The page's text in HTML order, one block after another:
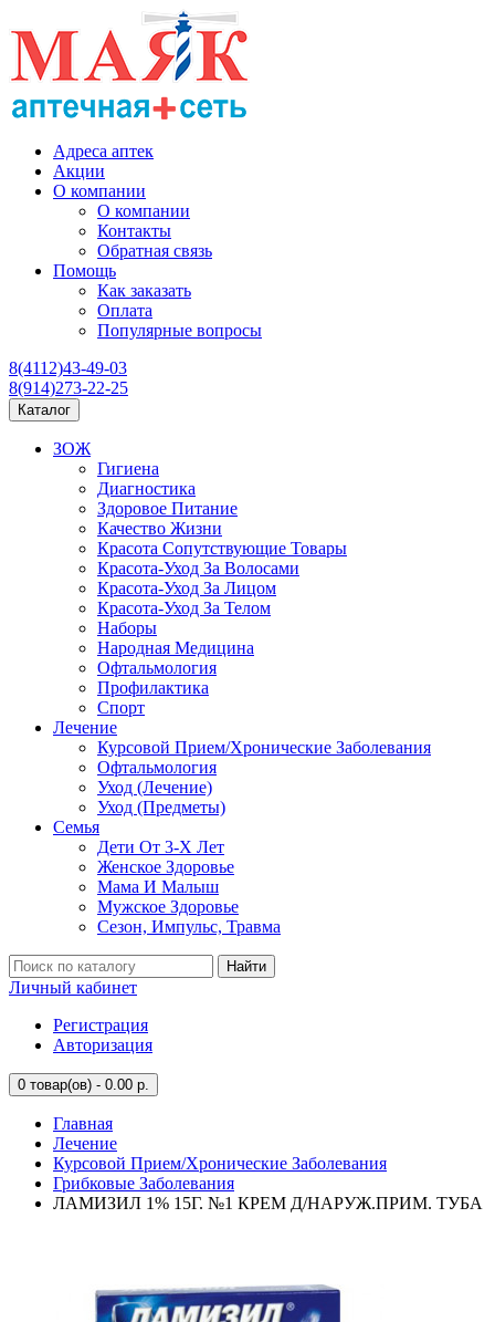
Адреса аптек
Акции
О компании
О компании
Контакты
Обратная связь
Помощь
Как заказать
Оплата
Популярные вопросы
8(4112)43-49-03
8(914)273-22-25
Каталог
ЗОЖ
Гигиена
Диагностика
Здоровое Питание
Качество Жизни
Красота Сопутствующие Товары
Красота-Уход За Волосами
Красота-Уход За Лицом
Красота-Уход За Телом
Наборы
Народная Медицина
Офтальмология
Профилактика
Спорт
Лечение
Курсовой Прием/Хронические Заболевания
Офтальмология
Уход (Лечение)
Уход (Предметы)
Семья
Дети От 3-Х Лет
Женское Здоровье
Мама И Малыш
Мужское Здоровье
Сезон, Импульс, Травма
Найти
Личный кабинет
Регистрация
Авторизация
0 товар(ов) - 0.00 р.
Главная
Лечение
Курсовой Прием/Хронические Заболевания
Грибковые Заболевания
ЛАМИЗИЛ 1% 15Г. №1 КРЕМ Д/НАРУЖ.ПРИМ. ТУБА